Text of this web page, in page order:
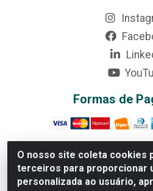
O nosso site coleta cookies
terceiros para proporcionar
personalizada ao usuário,
Formas de
Rede Brasil - Avenida
Américas II Etapa - Anápolis/